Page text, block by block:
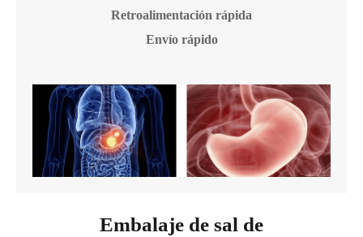
Retroalimentación rápida
Envío rápido
Embalaje de sal de